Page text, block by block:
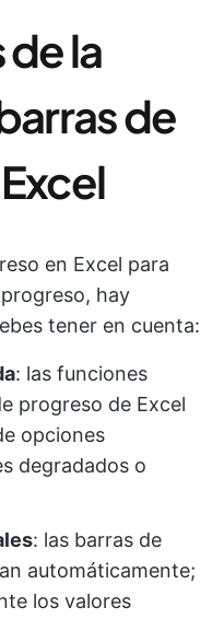
la
de
en Excel para
hay
tener en cuenta:
: las funciones
progreso de Excel
opciones
degradados o
: las barras de
automáticamente;
los valores